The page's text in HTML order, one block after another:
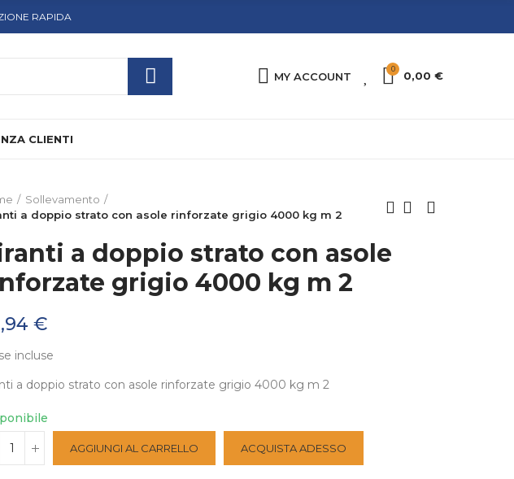
RAPIDA
MY ACCOUNT
0
0,00 €
CLIENTI
Sollevamento
a doppio strato con asole rinforzate grigio 4000 kg m 2
a doppio strato con asole
grigio 4000 kg m 2
€
incluse
a doppio strato con asole rinforzate grigio 4000 kg m 2
AGGIUNGI AL CARRELLO ACQUISTA ADESSO